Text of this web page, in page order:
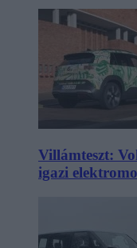
Villámteszt:
igazi